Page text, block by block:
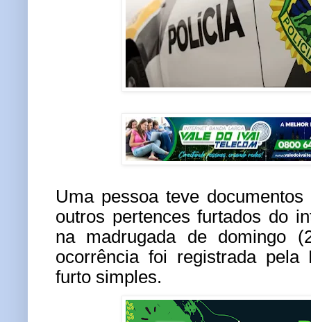
Uma pessoa teve
outros pertences furtados do
na madrugada de domingo
ocorrência foi registrada pela
furto simples.